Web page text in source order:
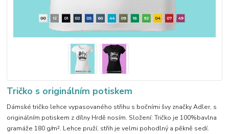
Tričko s originálním potiskem
Dámské tričko lehce vypasovaného střihu s bočními švy značky Adler, s
originálním potiskem z dílny Hrdě nosím. Složení: Tričko je 100%bavlna
gramáže 180 g/m². Lehce pruží, střih je velmi pohodlný a pěkně sedí.